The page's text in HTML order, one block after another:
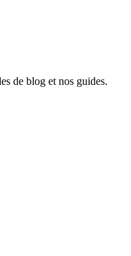
de blog et nos guides.